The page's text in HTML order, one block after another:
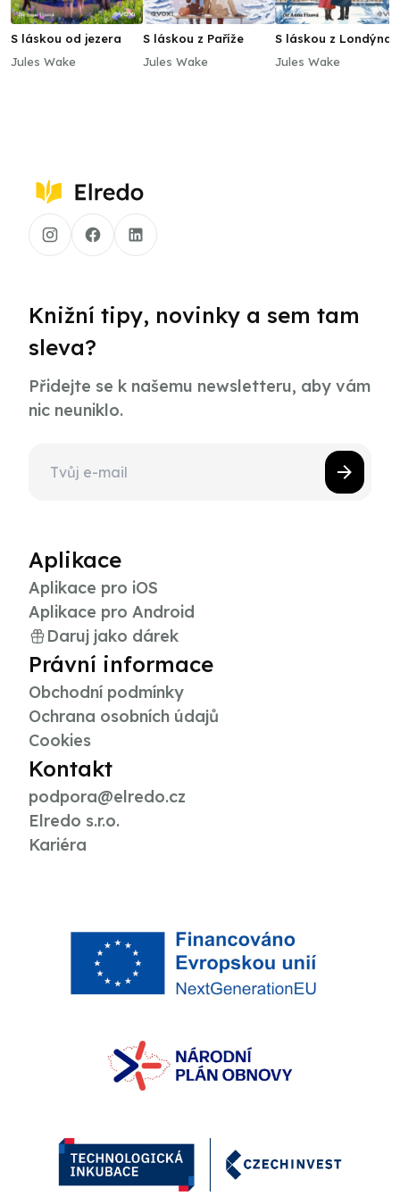
S láskou od jezera
Jules Wake
S láskou z Paříže
Jules Wake
S láskou z Londýna
Jules Wake
Knižní tipy, novinky a sem tam
sleva?
Přidejte se k našemu newsletteru, aby vám
nic neuniklo.
Aplikace
Aplikace pro iOS
Aplikace pro Android
Daruj jako dárek
Právní informace
Obchodní podmínky
Ochrana osobních údajů
Cookies
Kontakt
podpora@elredo.cz
Elredo s.r.o.
Kariéra